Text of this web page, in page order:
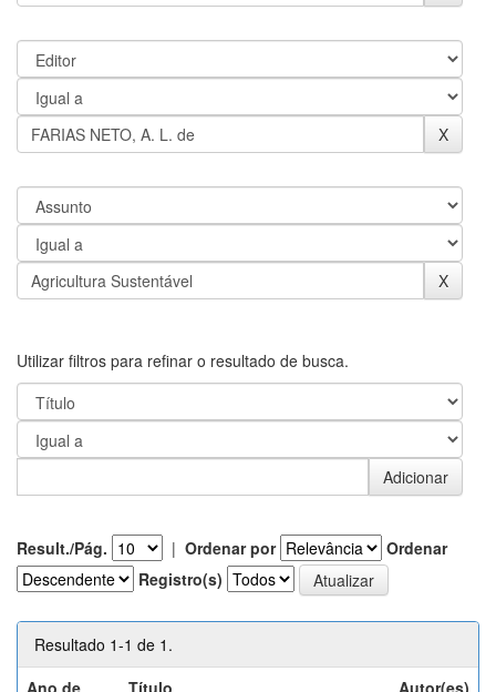
Utilizar filtros para refinar o resultado de busca.
Result./Pág. | Ordenar por
Ordenar
Registro(s)
Resultado 1-1 de 1.
Ano de
Título Autor(es)